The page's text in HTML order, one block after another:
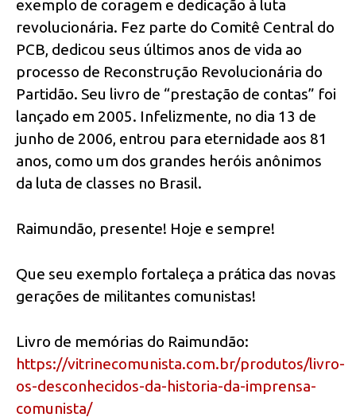
exemplo de coragem e dedicação à luta
revolucionária. Fez parte do Comitê Central do
PCB, dedicou seus últimos anos de vida ao
processo de Reconstrução Revolucionária do
Partidão. Seu livro de “prestação de contas” foi
lançado em 2005. Infelizmente, no dia 13 de
junho de 2006, entrou para eternidade aos 81
anos, como um dos grandes heróis anônimos
da luta de classes no Brasil.
Raimundão, presente! Hoje e sempre!
Que seu exemplo fortaleça a prática das novas
gerações de militantes comunistas!
Livro de memórias do Raimundão:
https://vitrinecomunista.com.br/produtos/livro-
os-desconhecidos-da-historia-da-imprensa-
comunista/